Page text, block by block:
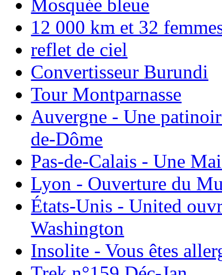
Mosquée bleue
12 000 km et 32
reflet de ciel
Convertisseur Burundi
Tour Montparnasse
Auvergne - Une
de-Dôme
Pas-de-Calais - Une
Lyon - Ouverture du
États-Unis - United
Washington
Insolite - Vous êtes